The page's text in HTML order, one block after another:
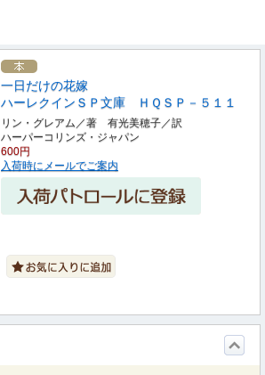
一日だけの花嫁
ハーレクインＳＰ文庫 ＨＱＳＰ－５１１
リン・グレアム／著 有光美穂子／訳
ハーパーコリンズ・ジャパン
600円
入荷時にメールでご案内